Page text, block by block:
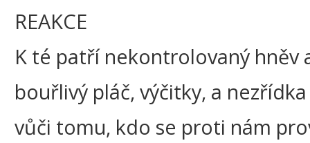
REAKCE
K té patří nekontrolovaný hněv
bouřlivý pláč, výčitky, a
vůči tomu, kdo se proti nám